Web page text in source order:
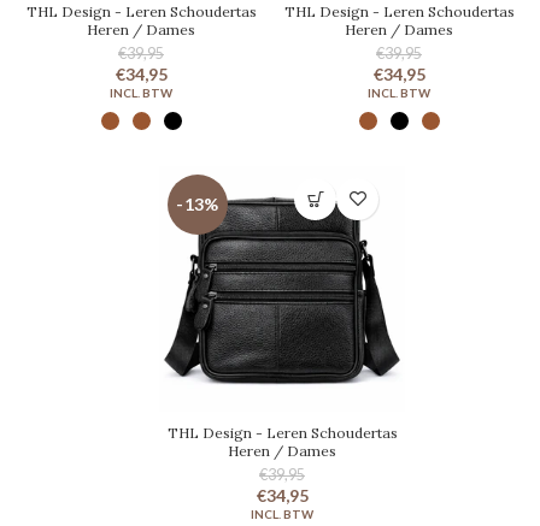
THL Design - Leren Schoudertas
Heren / Dames
€39,95
€34,95
THL Design - Leren Schoudertas
Heren / Dames
€39,95
€34,95
-13%
THL Design - Leren Schoudertas
Heren / Dames
€39,95
€34,95